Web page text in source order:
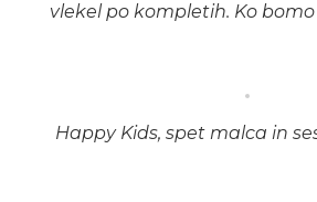
vlekel po kompletih. Ko
Happy Kids, spet malca in